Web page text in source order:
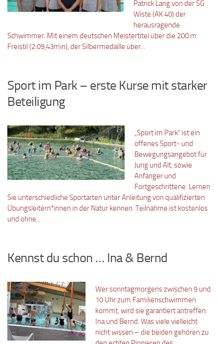
Patrick Lang von der SG
Wiste (AK 40) der
herausragende
Schwimmer. Mit einem deutschen Meistertitel über die 200 m
Freistil (2:09,43min), der Silbermedaille über...
Sport im Park – erste Kurse mit starker
Beteiligung
„Sport im Park“ ist ein
offenes Sport- und
Bewegungsangebot für
Jung und Alt, sowie
Anfänger und
Fortgeschrittene. Lernen
Sie unterschiedliche Sportarten unter Anleitung von qualifizierten
Übungsleitern*innen in der Natur kennen. Teilnahme ist kostenlos
und ohne...
Kennst du schon … Ina & Bernd
Wer sonntagmorgens zwischen 9 und
10 Uhr zum Familienschwimmen
kommt, wird sie garantiert antreffen:
Ina und Bernd. Was viele vielleicht
nicht wissen – die beiden gehören zu